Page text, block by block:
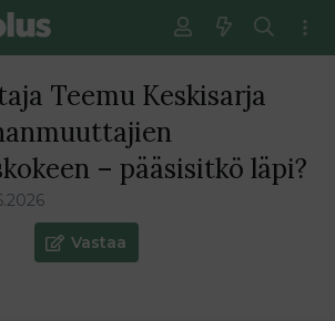
Teemu Keskisarja
– pääsisitkö läpi?
Vastaa